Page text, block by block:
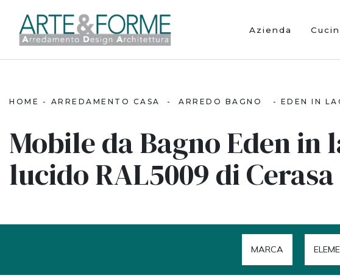
Azienda
HOME - ARREDAMENTO CASA - ARREDO BAGNO - EDEN IN
Mobile da Bagno Eden in
lucido RAL5009 di Cerasa
MARCA